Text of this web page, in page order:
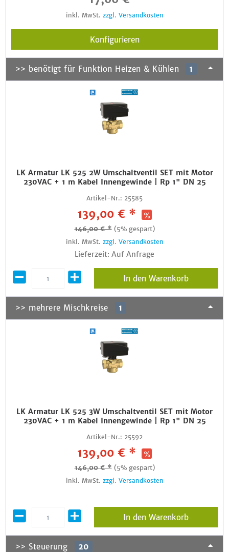
inkl. MwSt. zzgl. Versandkosten
Konfigurieren
>> benötigt für Funktion Heizen & Kühlen 1
LK Armatur LK 525 2W Umschaltventil SET mit Motor
230VAC + 1 m Kabel Innengewinde | Rp 1" DN 25
Artikel-Nr.: 25585
139,00 € *
146,00 € * (5% gespart)
inkl. MwSt. zzgl. Versandkosten
Lieferzeit: Auf Anfrage
In den Warenkorb
>> mehrere Mischkreise 1
LK Armatur LK 525 3W Umschaltventil SET mit Motor
230VAC + 1 m Kabel Innengewinde | Rp 1" DN 25
Artikel-Nr.: 25592
139,00 € *
146,00 € * (5% gespart)
inkl. MwSt. zzgl. Versandkosten
In den Warenkorb
>> Steuerung 20